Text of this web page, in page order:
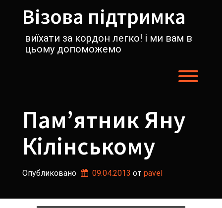
содержимомуВізова підтримка
виїхати за кордон легко! і ми вам в
цьому допоможемо
Пам’ятник Яну
Кілінському
Опубликовано 09.04.2013 от pavel